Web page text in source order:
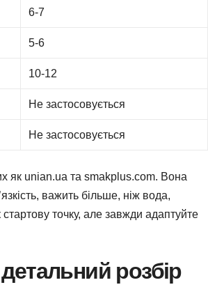
6-7
5-6
10-12
Не застосовується
Не застосовується
як unian.ua та smakplus.com. Вона
важить більше, ніж вода,
точку, але завжди адаптуйте
розбір